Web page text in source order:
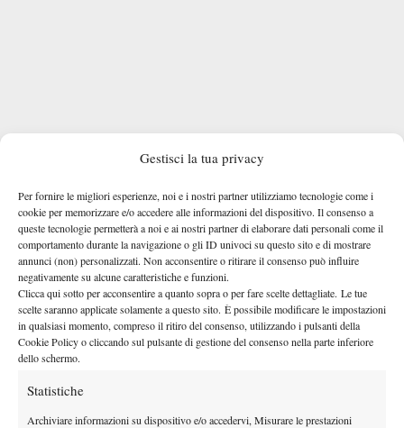
Gestisci la tua privacy
Per fornire le migliori esperienze, noi e i nostri partner utilizziamo tecnologie come i
cookie per memorizzare e/o accedere alle informazioni del dispositivo. Il consenso a
queste tecnologie permetterà a noi e ai nostri partner di elaborare dati personali come il
comportamento durante la navigazione o gli ID univoci su questo sito e di mostrare
annunci (non) personalizzati. Non acconsentire o ritirare il consenso può influire
negativamente su alcune caratteristiche e funzioni.
Clicca qui sotto per acconsentire a quanto sopra o per fare scelte dettagliate. Le tue
scelte saranno applicate solamente a questo sito. È possibile modificare le impostazioni
in qualsiasi momento, compreso il ritiro del consenso, utilizzando i pulsanti della
Cookie Policy o cliccando sul pulsante di gestione del consenso nella parte inferiore
dello schermo.
Statistiche
Archiviare informazioni su dispositivo e/o accedervi, Misurare le prestazioni
L’ENTRY LIST DI WIMBLEDON
FINO A QUANDO SINNER RESTERÀ NUMERO UNO DEL
MONDO
TAGGED:Primo Piano